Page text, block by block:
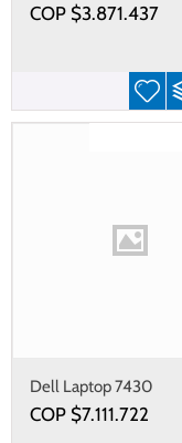
COP $3.871.437
Dell Laptop 7430
COP $7.111.722